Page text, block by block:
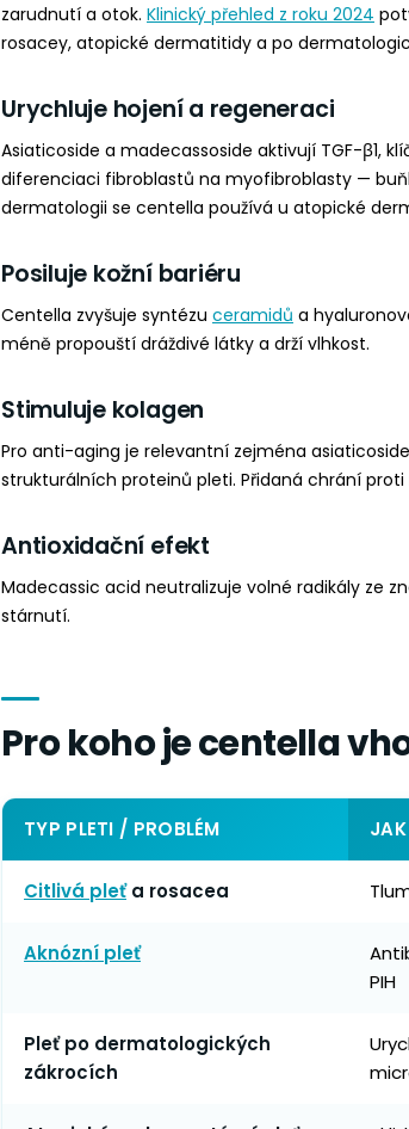
zarudnutí a otok. Klinický přehled z roku 2024
rosacey, atopické dermatitidy a po
Urychluje hojení a regeneraci
Asiaticoside a madecassoside aktivují TGF-β1,
diferenciaci fibroblastů na myofibroblasty —
dermatologii se centella používá u atopické
Posiluje kožní bariéru
Centella zvyšuje syntézu ceramidů a
méně propouští dráždivé látky a drží vlhkost.
Stimuluje kolagen
Pro anti-aging je relevantní zejména
strukturálních proteinů pleti. Přidaná chrání
Antioxidační efekt
Madecassic acid neutralizuje volné radikály ze
stárnutí.
Pro koho je centella
TYP PLETI / PROBLÉM JAK
Citlivá pleťa rosacea
Aknózní pleť
PIH
Pleť po dermatologických
zákrocích